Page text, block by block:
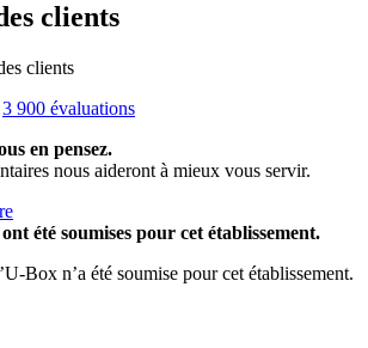
clients
clients
3 900 évaluations
en pensez.
nous aideront à mieux vous servir.
été soumises pour cet établissement.
Box n’a été soumise pour cet établissement.